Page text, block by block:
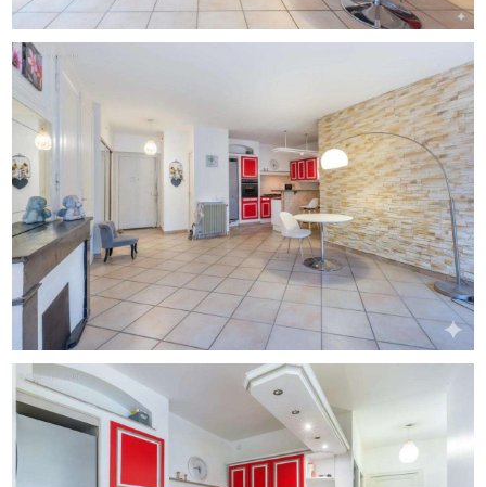
d'études ou urbaniste) afin d'évaluer précisément la
situation et les éventuelles contraintes.
Pour toute question, contactez Zefir au [Coordonnées
masquées].